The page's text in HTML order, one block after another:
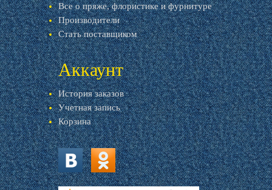
Все о пряже, флористике и фурнитуре
Производители
Стать поставщиком
Аккаунт
История заказов
Учетная запись
Корзина
vk.com ok.ru